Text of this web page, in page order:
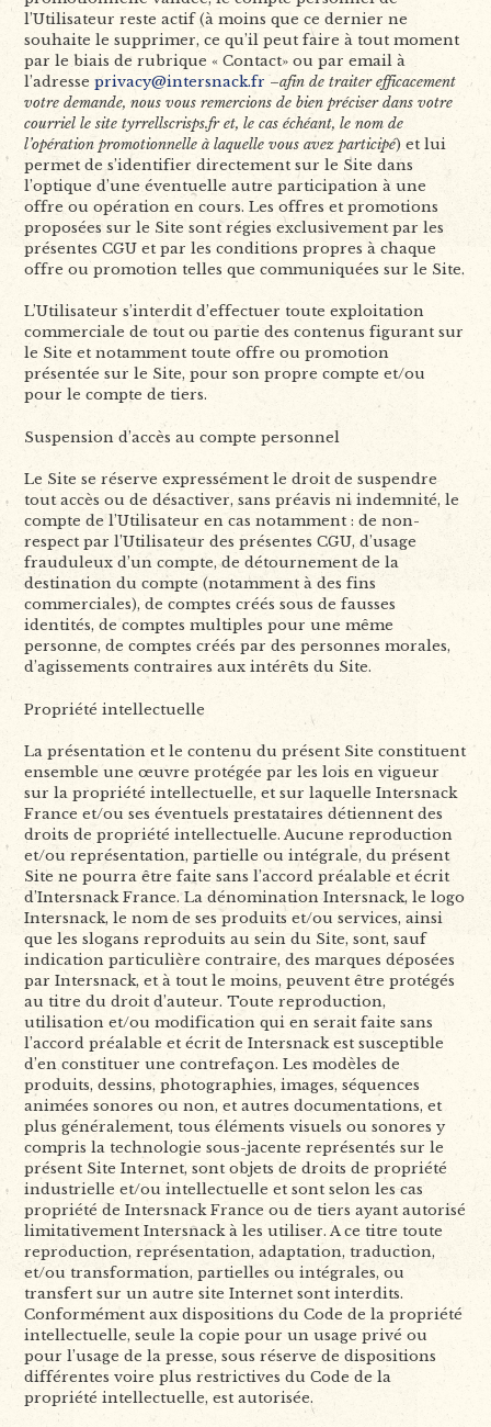
l’Utilisateur reste actif (à moins que ce dernier ne
souhaite le supprimer, ce qu’il peut faire à tout moment
par le biais de rubrique « Contact» ou par email à
l’adresseprivacy@intersnack.fr –afin de traiter efficacement
votre demande, nous vous remercions de bien préciser dans votre
courriel le site tyrrellscrisps.fr et, le cas échéant, le nom de
l’opération promotionnelle à laquelle vous avez participé) et lui
permet de s’identifier directement sur le Site dans
l’optique d’une éventuelle autre participation à une
offre ou opération en cours. Les offres et promotions
proposées sur le Site sont régies exclusivement par les
présentes CGU et par les conditions propres à chaque
offre ou promotion telles que communiquées sur le Site.
L’Utilisateur s’interdit d’effectuer toute exploitation
commerciale de tout ou partie des contenus figurant sur
le Site et notamment toute offre ou promotion
présentée sur le Site, pour son propre compte et/ou
pour le compte de tiers.
Suspension d’accès au compte personnel
Le Site se réserve expressément le droit de suspendre
tout accès ou de désactiver, sans préavis ni indemnité, le
compte de l’Utilisateur en cas notamment : de non-
respect par l’Utilisateur des présentes CGU, d’usage
frauduleux d’un compte, de détournement de la
destination du compte (notamment à des fins
commerciales), de comptes créés sous de fausses
identités, de comptes multiples pour une même
personne, de comptes créés par des personnes morales,
d’agissements contraires aux intérêts du Site.
Propriété intellectuelle
La présentation et le contenu du présent Site constituent
ensemble une œuvre protégée par les lois en vigueur
sur la propriété intellectuelle, et sur laquelle Intersnack
France et/ou ses éventuels prestataires détiennent des
droits de propriété intellectuelle. Aucune reproduction
et/ou représentation, partielle ou intégrale, du présent
Site ne pourra être faite sans l’accord préalable et écrit
d’Intersnack France. La dénomination Intersnack, le logo
Intersnack, le nom de ses produits et/ou services, ainsi
que les slogans reproduits au sein du Site, sont, sauf
indication particulière contraire, des marques déposées
par Intersnack, et à tout le moins, peuvent être protégés
au titre du droit d’auteur. Toute reproduction,
utilisation et/ou modification qui en serait faite sans
l’accord préalable et écrit de Intersnack est susceptible
d’en constituer une contrefaçon. Les modèles de
produits, dessins, photographies, images, séquences
animées sonores ou non, et autres documentations, et
plus généralement, tous éléments visuels ou sonores y
compris la technologie sous-jacente représentés sur le
présent Site Internet, sont objets de droits de propriété
industrielle et/ou intellectuelle et sont selon les cas
propriété de Intersnack France ou de tiers ayant autorisé
limitativement Intersnack à les utiliser. A ce titre toute
reproduction, représentation, adaptation, traduction,
et/ou transformation, partielles ou intégrales, ou
transfert sur un autre site Internet sont interdits.
Conformément aux dispositions du Code de la propriété
intellectuelle, seule la copie pour un usage privé ou
pour l’usage de la presse, sous réserve de dispositions
différentes voire plus restrictives du Code de la
propriété intellectuelle, est autorisée.